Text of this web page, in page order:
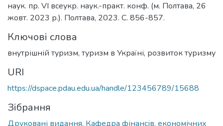
наук. пр. VI всеукр. наук.-практ. конф. (м. Полтава, 26
жовт. 2023 р.). Полтава, 2023. С. 856-857.
Ключові слова
внутрішній туризм, туризм в Україні, розвиток туризму
URI
https://dspace.pdau.edu.ua/handle/123456789/15688
Зібрання
Друковані видання. Кафедра фінансів, економічних